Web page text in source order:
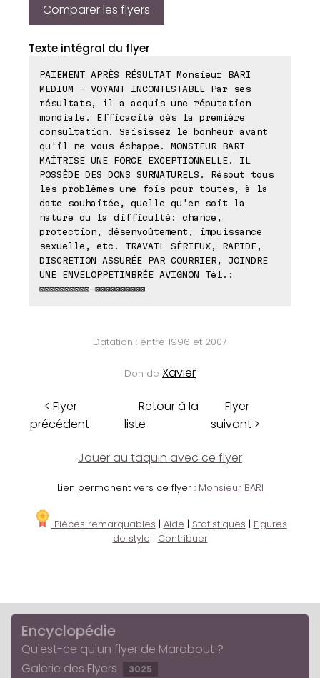
Comparer les flyers
Texte intégral du flyer
PAIEMENT APRÈS RÉSULTAT Monsieur BARI
MEDIUM - VOYANT INCONTESTABLE Par ses
résultats, il a acquis une réputation
mondiale. Efficacité dès la première
consultation. Saisissez le bonheur avant
qu'il ne vous échappe. MONSIEUR BARI
MAÎTRISE UNE FORCE EXCEPTIONNELLE. IL
POSSÈDE DES DONS SURNATURELS. Résout tous
les problèmes une fois pour toutes, à la
date souhaitée, quelle qu'en soit la
nature ou la difficulté: chance,
protection, désenvoûtement, impuissance
sexuelle, etc. TRAVAIL SÉRIEUX, RAPIDE,
DISCRETION ASSURÉE PAR COURRIER, JOINDRE
UNE ENVELOPPETIMBRÉE AVIGNON Tél.:
⊠⊠⊠⊠⊠⊠⊠⊠⊠⊠-⊠⊠⊠⊠⊠⊠⊠⊠⊠⊠
Datation : entre 1996 et 2007
Don de Xavier
< Flyer
précédent
Retour à la
liste
Flyer
suivant >
Jouer au taquin avec ce flyer
Lien permanent vers ce flyer : Monsieur BARI
Pièces remarquables | Aide | Statistiques | Figures
de style | Contribuer
Encyclopédie
Qu'est-ce qu'un flyer de Marabout ?
Galerie des Flyers
3025